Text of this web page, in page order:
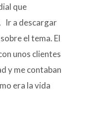
que
Ir a descargar
el tema. El
unos clientes
y me contaban
era la vida